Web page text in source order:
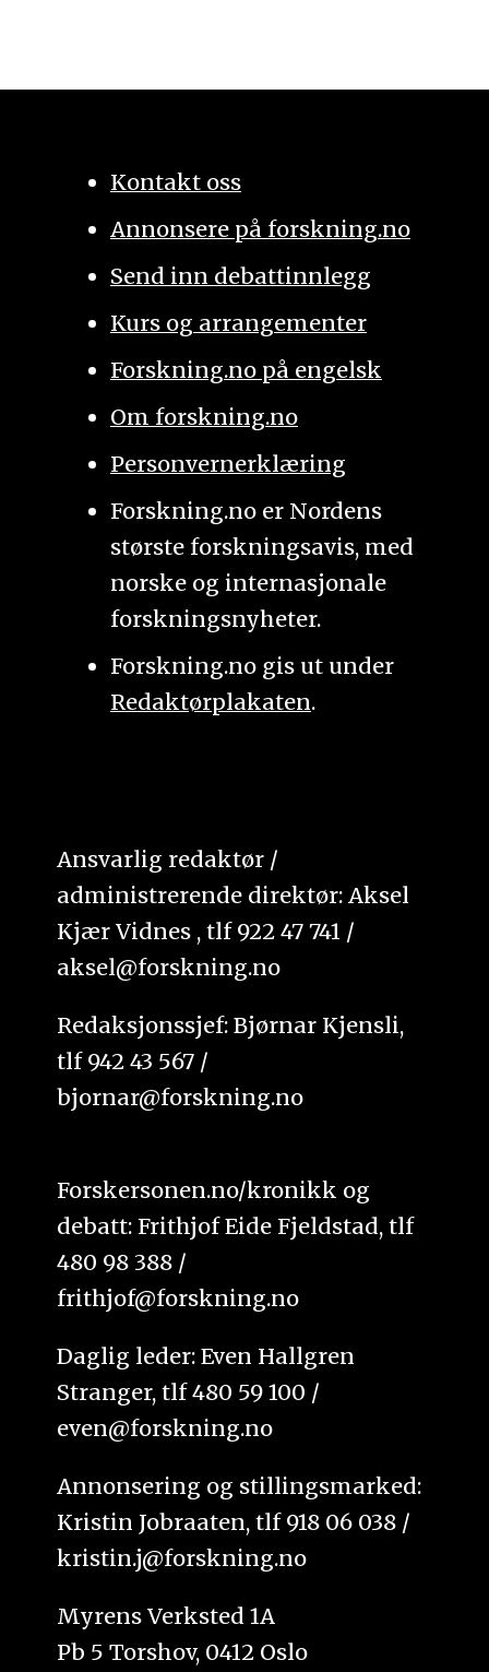
Kontakt oss
Annonsere på forskning.no
Send inn debattinnlegg
Kurs og arrangementer
Forskning.no på engelsk
Om forskning.no
Personvernerklæring
Forskning.no er Nordens
største forskningsavis, med
norske og internasjonale
forskningsnyheter.
Forskning.no gis ut under
Redaktørplakaten.
Ansvarlig redaktør /
administrerende direktør: Aksel
Kjær Vidnes , tlf 922 47 741 /
aksel@forskning.no
Redaksjonssjef: Bjørnar Kjensli,
tlf 942 43 567 /
bjornar@forskning.no
Forskersonen.no/kronikk og
debatt: Frithjof Eide Fjeldstad, tlf
480 98 388 /
frithjof@forskning.no
Daglig leder: Even Hallgren
Stranger, tlf 480 59 100 /
even@forskning.no
Annonsering og stillingsmarked:
Kristin Jobraaten, tlf 918 06 038 /
kristin.j@forskning.no
Myrens Verksted 1A
Pb 5 Torshov, 0412 Oslo